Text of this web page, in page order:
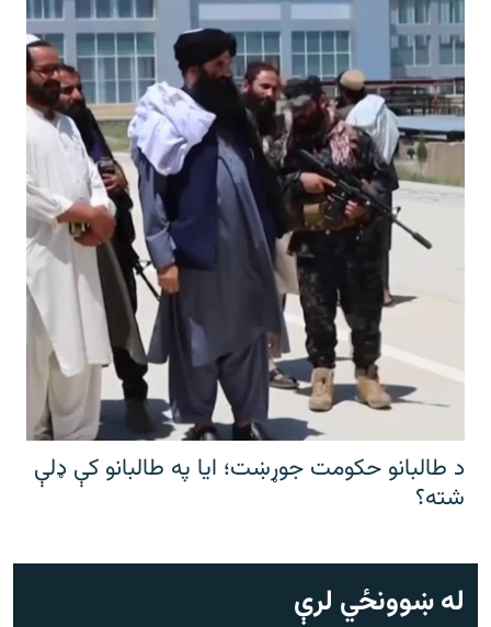
د طالبانو حکومت جوړښت؛ ایا په طالبانو کې ډلې
شته؟
له ښوونځي لرې